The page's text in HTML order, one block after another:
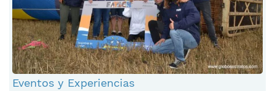
Eventos y Experiencias